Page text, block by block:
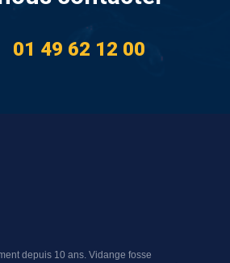
01 49 62 12 00
depuis 10 ans. Vidange fosse